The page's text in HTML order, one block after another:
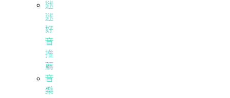
迷
迷
好
音
推
薦
音
樂